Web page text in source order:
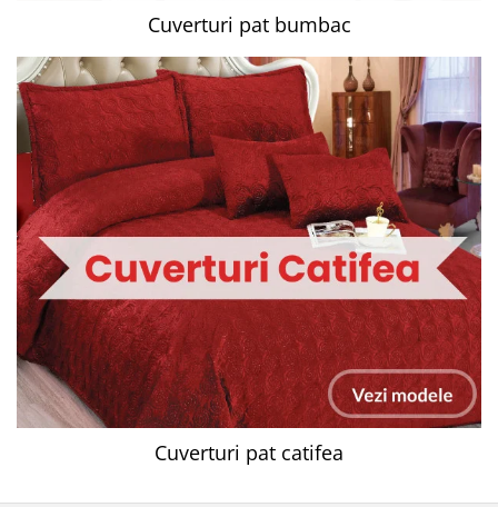
Cuverturi pat bumbac
Cuverturi pat catifea